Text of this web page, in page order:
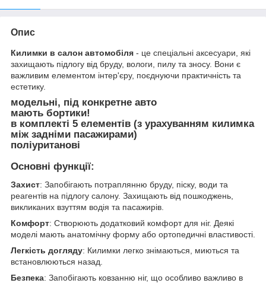
Опис
Килимки в салон автомобіля - це спеціальні аксесуари, які
захищають підлогу від бруду, вологи, пилу та зносу. Вони є
важливим елементом інтер'єру, поєднуючи практичність та
естетику.
модельні, під конкретне авто
мають бортики!
в комплекті 5 елементів (з урахуванням килимка
між задніми пасажирами)
поліуританові
Основні функції:
Захист: Запобігають потраплянню бруду, піску, води та
реагентів на підлогу салону. Захищають від пошкоджень,
викликаних взуттям водія та пасажирів.
Комфорт: Створюють додатковий комфорт для ніг. Деякі
моделі мають анатомічну форму або ортопедичні властивості.
Легкість догляду: Килимки легко знімаються, миються та
встановлюються назад.
Безпека: Запобігають ковзанню ніг, що особливо важливо в